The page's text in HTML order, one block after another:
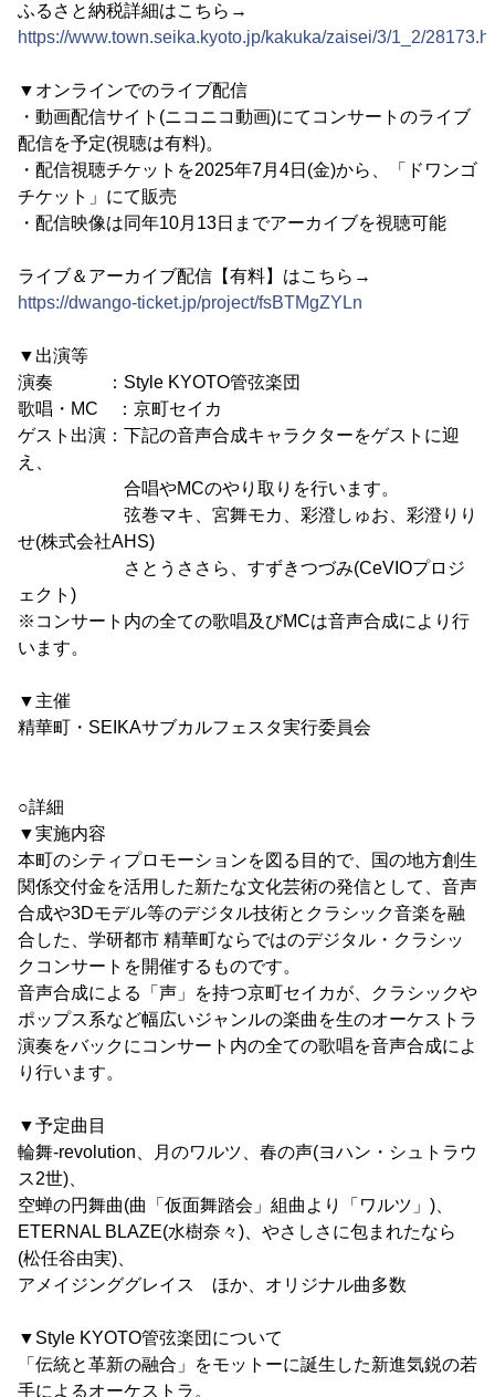
ふるさと納税詳細はこちら→
https://www.town.seika.kyoto.jp/kakuka/zaisei/3/1_2/
▼オンラインでのライブ配信
・動画配信サイト(ニコニコ動画)にてコンサートのライブ
配信を予定(視聴は有料)。
・配信視聴チケットを2025年7月4日(金)から、「ドワンゴ
チケット」にて販売
・配信映像は同年10月13日までアーカイブを視聴可能
ライブ＆アーカイブ配信【有料】はこちら→
https://dwango-ticket.jp/project/fsBTMgZYLn
▼出演等
演奏 ：Style KYOTO管弦楽団
歌唱・MC ：京町セイカ
ゲスト出演：下記の音声合成キャラクターをゲストに迎
え、
合唱やMCのやり取りを行います。
弦巻マキ、宮舞モカ、彩澄しゅお、彩澄りり
せ(株式会社AHS)
さとうささら、すずきつづみ(CeVIOプロジ
ェクト)
※コンサート内の全ての歌唱及びMCは音声合成により行
います。
▼主催
精華町・SEIKAサブカルフェスタ実行委員会
○詳細
▼実施内容
本町のシティプロモーションを図る目的で、国の地方創生
関係交付金を活用した新たな文化芸術の発信として、音声
合成や3Dモデル等のデジタル技術とクラシック音楽を融
合した、学研都市 精華町ならではのデジタル・クラシッ
クコンサートを開催するものです。
音声合成による「声」を持つ京町セイカが、クラシックや
ポップス系など幅広いジャンルの楽曲を生のオーケストラ
演奏をバックにコンサート内の全ての歌唱を音声合成によ
り行います。
▼予定曲目
輪舞-revolution、月のワルツ、春の声(ヨハン・シュトラウ
ス2世)、
空蝉の円舞曲(曲「仮面舞踏会」組曲より「ワルツ」)、
ETERNAL BLAZE(水樹奈々)、やさしさに包まれたなら
(松任谷由実)、
アメイジンググレイス ほか、オリジナル曲多数
▼Style KYOTO管弦楽団について
「伝統と革新の融合」をモットーに誕生した新進気鋭の若
手によるオーケストラ。